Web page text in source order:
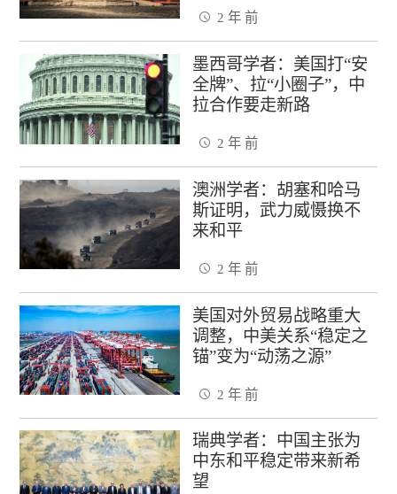
2 年 前
墨西哥学者：美国打“安
全牌”、拉“小圈子”，中
拉合作要走新路
2 年 前
澳洲学者：胡塞和哈马
斯证明，武力威慑换不
来和平
2 年 前
美国对外贸易战略重大
调整，中美关系“稳定之
锚”变为“动荡之源”
2 年 前
瑞典学者：中国主张为
中东和平稳定带来新希
望